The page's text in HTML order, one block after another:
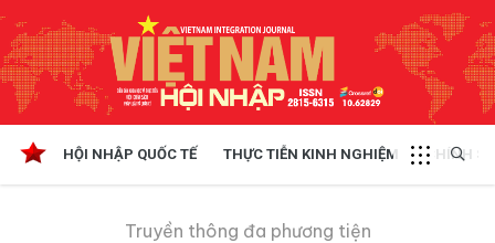
HỘI NHẬP QUỐC TẾ THỰC TIỄN KINH NGHIỆM CHÍNH
Truyền thông đa phương tiện